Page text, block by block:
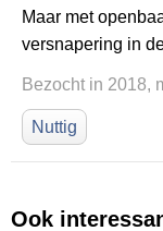
Maar met
versnapering in
Bezocht in 2018,
Nuttig
Ook